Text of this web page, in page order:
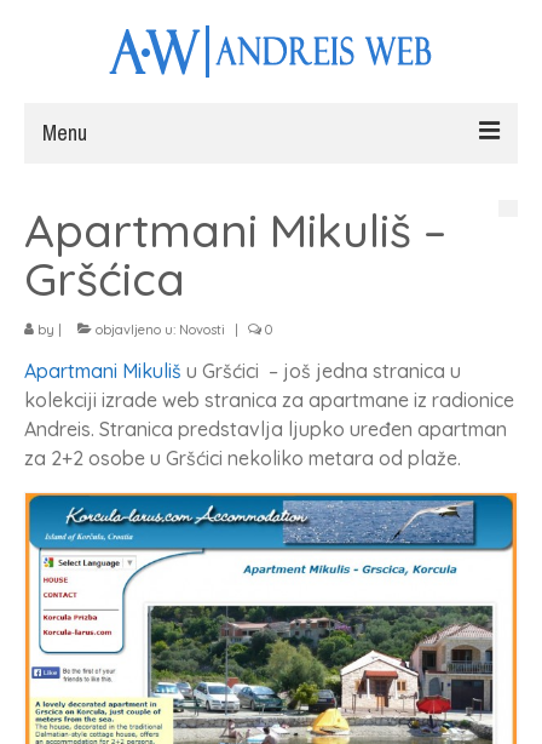
Menu
Web stranice
Fotografiranje
Blog
Kontakt
Apartmani Mikuliš –
Gršćica
by objavljeno u: Novosti 0
Apartmani Mikuliš u Gršćici – još jedna stranica u
kolekciji izrade web stranica za apartmane iz radionice
Andreis. Stranica predstavlja ljupko uređen apartman
za 2+2 osobe u Gršćici nekoliko metara od plaže.